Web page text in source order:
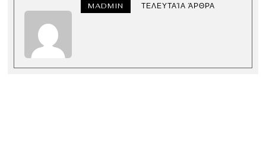
MADMIN ΤΕΛΕΥΤΑΊΑ ΆΡΘΡΑ